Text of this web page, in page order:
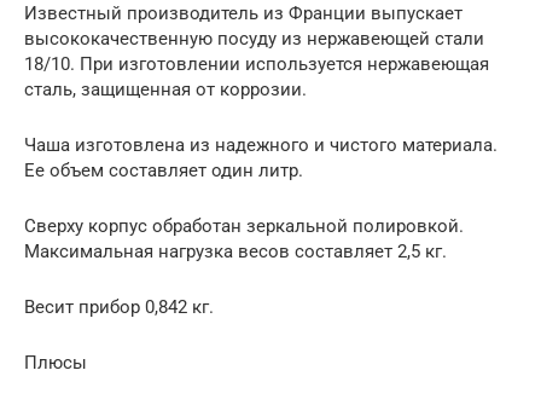
Известный производитель из Франции выпускает
высококачественную посуду из нержавеющей стали
18/10. При изготовлении используется нержавеющая
сталь, защищенная от коррозии.
Чаша изготовлена из надежного и чистого материала.
Ее объем составляет один литр.
Сверху корпус обработан зеркальной полировкой.
Максимальная нагрузка весов составляет 2,5 кг.
Весит прибор 0,842 кг.
Плюсы